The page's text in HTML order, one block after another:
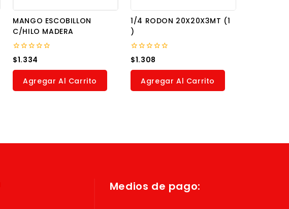
MANGO ESCOBILLON
C/HILO MADERA
0
out
of
$1.334
Agregar Al Carrito
1/4 RODON 20X20X3MT (1
)
0
out
of
$1.308
Agregar Al Carrito
Medios de pago: